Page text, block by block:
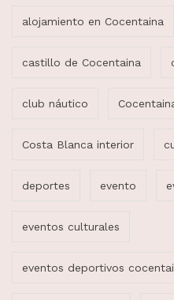
alojamiento en Cocentaina
castillo de Cocentaina
club náutico
Costa Blanca interior
deportes evento
eventos culturales
eventos deportivos